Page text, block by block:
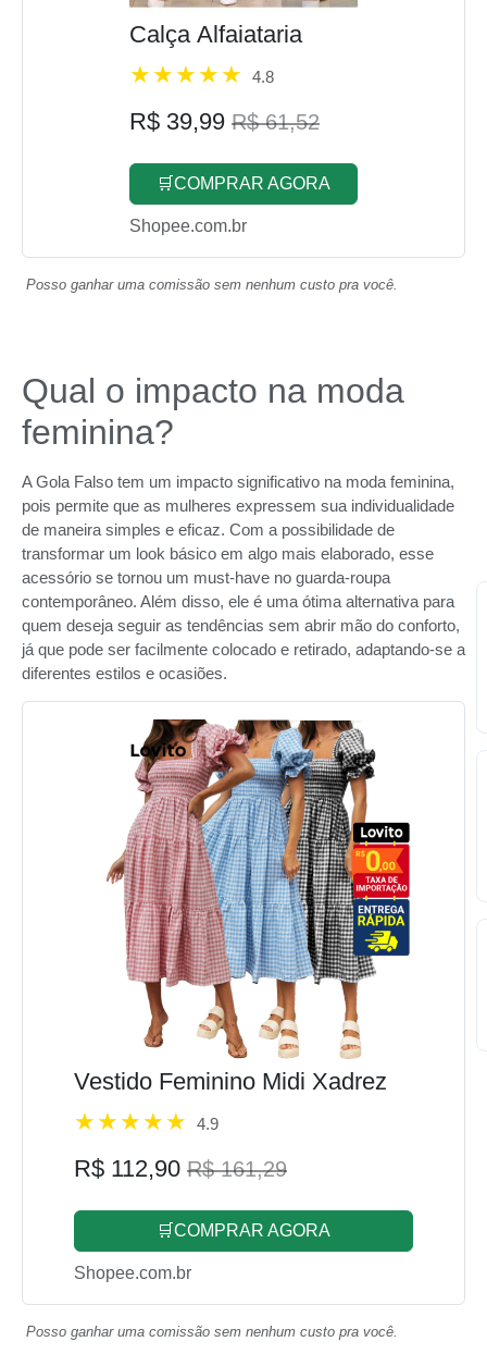
Calça Alfaiataria
4.8
R$ 39,99 R$ 61,52
🛒COMPRAR AGORA
Shopee.com.br
Posso ganhar uma comissão sem nenhum custo pra você.
Qual o impacto na moda
feminina?
A Gola Falso tem um impacto significativo na moda feminina,
pois permite que as mulheres expressem sua individualidade
de maneira simples e eficaz. Com a possibilidade de
transformar um look básico em algo mais elaborado, esse
acessório se tornou um must-have no guarda-roupa
contemporâneo. Além disso, ele é uma ótima alternativa para
quem deseja seguir as tendências sem abrir mão do conforto,
já que pode ser facilmente colocado e retirado, adaptando-se a
diferentes estilos e ocasiões.
Vestido Feminino Midi Xadrez
4.9
R$ 112,90 R$ 161,29
🛒COMPRAR AGORA
Shopee.com.br
Posso ganhar uma comissão sem nenhum custo pra você.